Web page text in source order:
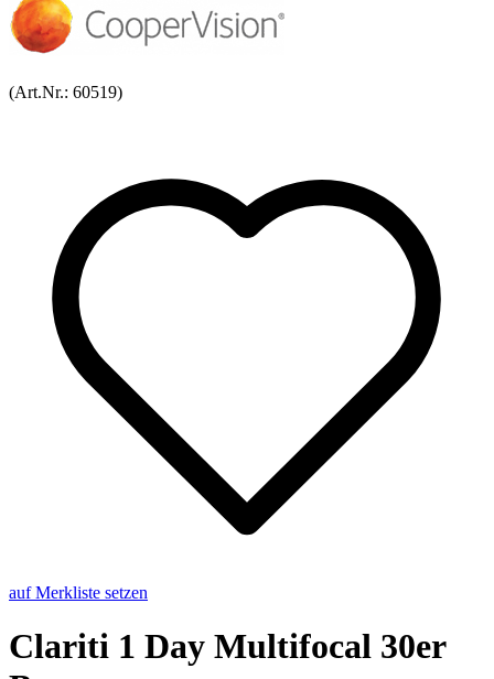
(Art.Nr.: 60519)
auf Merkliste setzen
Cla­ri­ti 1 Day Mul­ti­fo­cal 30er